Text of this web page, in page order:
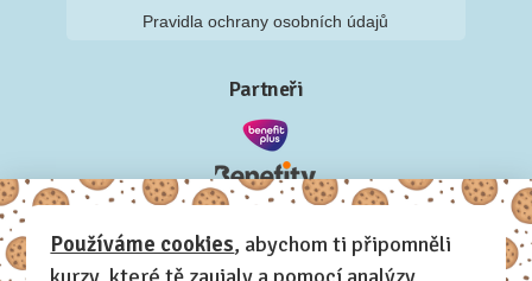
Pravidla ochrany osobních údajů
Partneři
Používáme cookies, abychom ti připomněli